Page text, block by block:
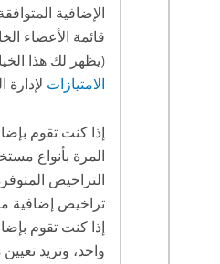
الإضافية
قائمة الأعضاء
(يظهر لك هذا
الامتيازات
إذا كنت تقوم
المرة بأنواع
التراخيص
تراخيص إضافية
إذا كنت تقوم
واحد، وتريد تعيين